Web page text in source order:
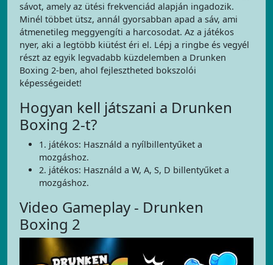
sávot, amely az ütési frekvenciád alapján ingadozik.
Minél többet ütsz, annál gyorsabban apad a sáv, ami
átmenetileg meggyengíti a harcosodat. Az a játékos
nyer, aki a legtöbb kiütést éri el. Lépj a ringbe és vegyél
részt az egyik legvadabb küzdelemben a Drunken
Boxing 2-ben, ahol fejlesztheted bokszolói
képességeidet!
Hogyan kell játszani a Drunken
Boxing 2-t?
1. játékos: Használd a nyílbillentyűket a
mozgáshoz.
2. játékos: Használd a W, A, S, D billentyűket a
mozgáshoz.
Video Gameplay - Drunken
Boxing 2